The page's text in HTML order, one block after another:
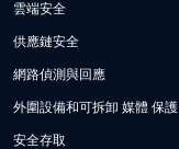
雲端安全
供應鏈安全
網路偵測與回應
外圍設備和可拆卸 媒體 保護
安全存取